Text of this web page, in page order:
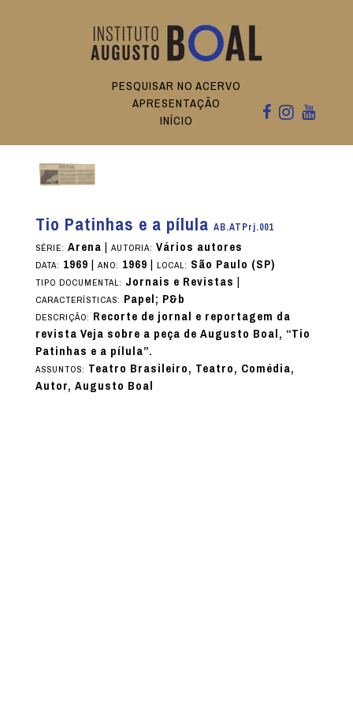
PESQUISAR NO ACERVO
APRESENTAÇÃO
INÍCIO
Tio Patinhas e a pílula AB.ATPrj.001
SÉRIE: Arena| AUTORIA: Vários autores
DATA: 1969| ANO: 1969| LOCAL: São Paulo (SP)
TIPO DOCUMENTAL: Jornais e Revistas |
CARACTERÍSTICAS: Papel; P&b
DESCRIÇÃO: Recorte de jornal e reportagem da
revista Veja sobre a peça de Augusto Boal, “Tio
Patinhas e a pílula”.
ASSUNTOS: Teatro Brasileiro, Teatro, Comédia,
Autor, Augusto Boal